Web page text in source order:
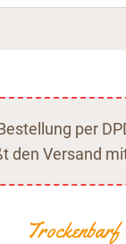
per
den Versand
Trockenbarf